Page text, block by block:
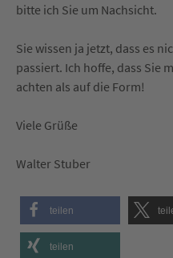
bitte ich Sie um Nachsicht.
Sie wissen ja jetzt, dass es
passiert. Ich hoffe, dass Sie
achten als auf die Form!
Viele Grüße
Walter Stuber
teilen
teilen